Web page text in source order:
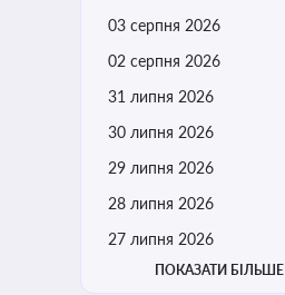
03 серпня 2026
02 серпня 2026
31 липня 2026
30 липня 2026
29 липня 2026
28 липня 2026
27 липня 2026
ПОКАЗАТИ БІЛЬШЕ